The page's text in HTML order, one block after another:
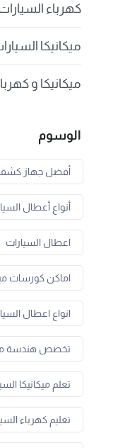
كهرباء
ميكانيكا
ميكانيكا و
الوسوم
أفضل جهاز كشف
أنواع أعطال
اعطال السيارات
اماكن كورسات
انواع اعطال
تخصص هندسة
تعلم ميكانيكا
تعليم كهرباء